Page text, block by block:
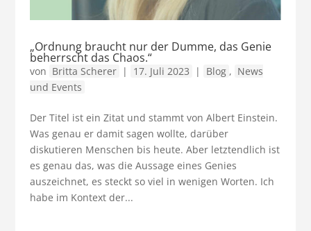
„Ordnung braucht nur der Dumme, das Genie
beherrscht das Chaos.“
von Britta Scherer | 17. Juli 2023 | Blog , News
und Events
Der Titel ist ein Zitat und stammt von Albert Einstein.
Was genau er damit sagen wollte, darüber
diskutieren Menschen bis heute. Aber letztendlich ist
es genau das, was die Aussage eines Genies
auszeichnet, es steckt so viel in wenigen Worten. Ich
habe im Kontext der...